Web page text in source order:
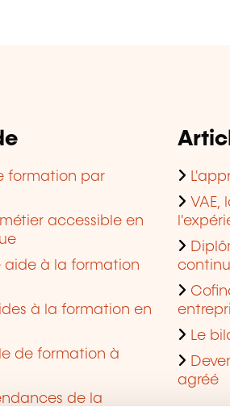
formation par
accessible en
aide à la formation
à la formation en
de formation à
de la
VAE,
Le
agréé